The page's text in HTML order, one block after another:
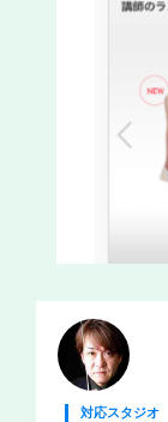
対応スタジオ